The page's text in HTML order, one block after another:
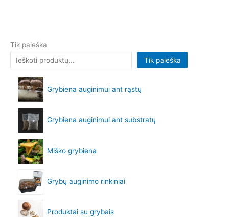
Tik paieška
Tik paieška
Grybiena auginimui ant rąstų
Grybiena auginimui ant substratų
Miško grybiena
Grybų auginimo rinkiniai
Produktai su grybais